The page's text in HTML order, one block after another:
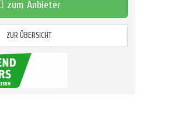
zum Anbieter
ZUR ÜBERSICHT